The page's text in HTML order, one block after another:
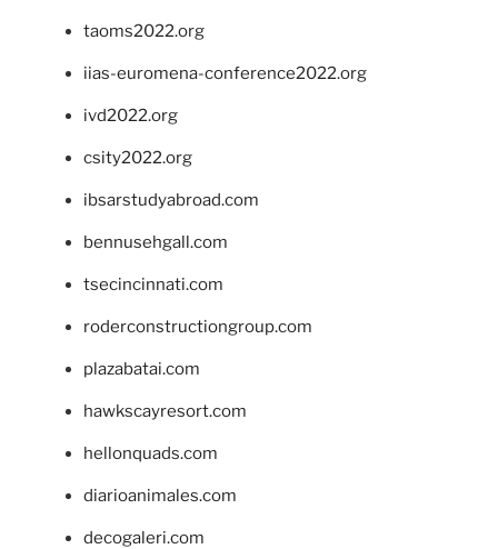
taoms2022.org
iias-euromena-conference2022.org
ivd2022.org
csity2022.org
ibsarstudyabroad.com
bennusehgall.com
tsecincinnati.com
roderconstructiongroup.com
plazabatai.com
hawkscayresort.com
hellonquads.com
diarioanimales.com
decogaleri.com